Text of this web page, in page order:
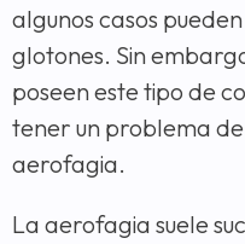
algunos casos
glotones. Sin
poseen este tipo de
tener un problema
aerofagia.
La aerofagia suele